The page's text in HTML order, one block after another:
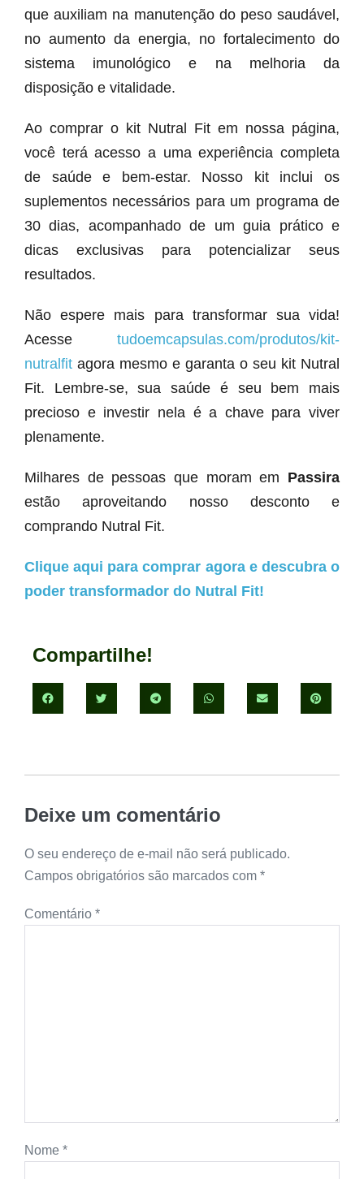
que auxiliam na manutenção do peso saudável,
no aumento da energia, no fortalecimento do
sistema imunológico e na melhoria da
disposição e vitalidade.
Ao comprar o kit Nutral Fit em nossa página,
você terá acesso a uma experiência completa
de saúde e bem-estar. Nosso kit inclui os
suplementos necessários para um programa de
30 dias, acompanhado de um guia prático e
dicas exclusivas para potencializar seus
resultados.
Não espere mais para transformar sua vida!
Acesse tudoemcapsulas.com/produtos/kit-
nutralfit agora mesmo e garanta o seu kit Nutral
Fit. Lembre-se, sua saúde é seu bem mais
precioso e investir nela é a chave para viver
plenamente.
Milhares de pessoas que moram em Passira
estão aproveitando nosso desconto e
comprando Nutral Fit.
Clique aqui para comprar agora e descubra o
poder transformador do Nutral Fit!
Compartilhe!
Deixe um comentário
O seu endereço de e-mail não será publicado.
Campos obrigatórios são marcados com *
Comentário *
Nome *